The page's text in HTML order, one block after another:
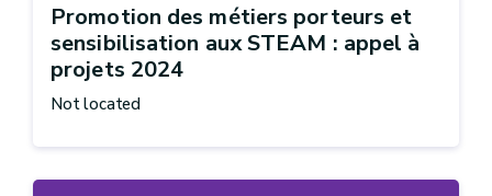
Promotion des métiers porteurs et
sensibilisation aux STEAM : appel à
projets 2024
Not located